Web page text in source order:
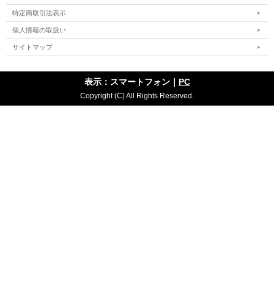
特定商取引法表示
個人情報の取扱い
サイトマップ
表示：スマートフォン｜ PC
Copyright (C) All Rights Reserved.